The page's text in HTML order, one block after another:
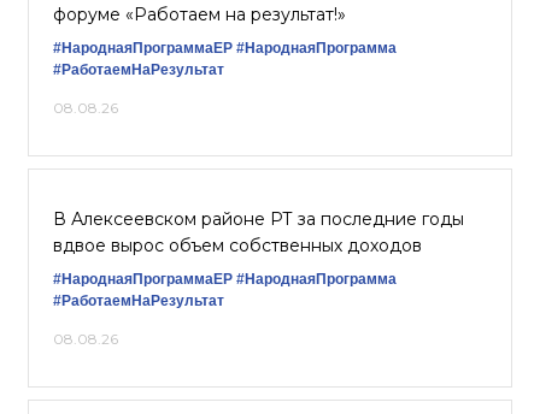
форуме «Работаем на результат!»
#НароднаяПрограммаЕР #НароднаяПрограмма
#РаботаемНаРезультат
08.08.26
В Алексеевском районе РТ за последние годы
вдвое вырос объем собственных доходов
#НароднаяПрограммаЕР #НароднаяПрограмма
#РаботаемНаРезультат
08.08.26